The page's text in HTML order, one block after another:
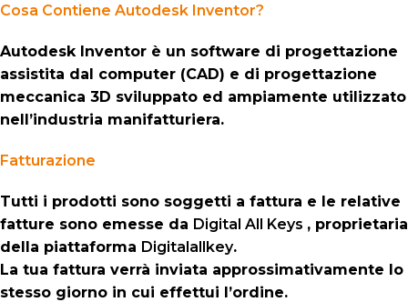
Cosa Contiene Autodesk Inventor?
Autodesk Inventor è un software di progettazione
assistita dal computer (CAD) e di progettazione
meccanica 3D sviluppato ed ampiamente utilizzato
nell’industria manifatturiera.
Fatturazione
Tutti i prodotti sono soggetti a fattura e le relative
fatture sono emesse da Digital All Keys , proprietaria
della piattaforma Digitalallkey.
La tua fattura verrà inviata approssimativamente lo
stesso giorno in cui effettui l’ordine.